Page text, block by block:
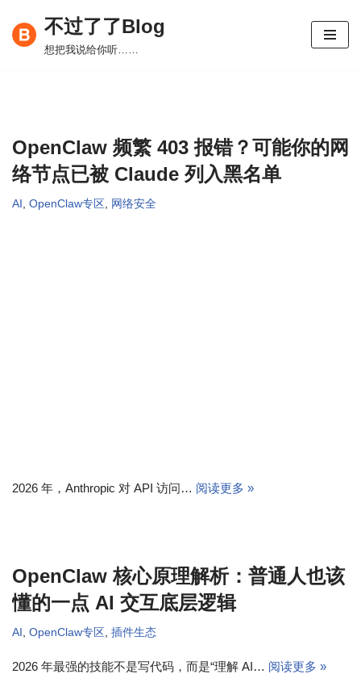
跳
不过了了Blog
想把我说给你听……
OpenClaw 频繁 403 报错？可能你的网
络节点已被 Claude 列入黑名单
AI , OpenClaw专区 , 网络安全
2026 年，Anthropic 对 API 访问… 阅读更多 »
OpenClaw 核心原理解析：普通人也该
懂的一点 AI 交互底层逻辑
AI , OpenClaw专区 , 插件生态
2026 年最强的技能不是写代码，而是“理解 AI… 阅读更多 »